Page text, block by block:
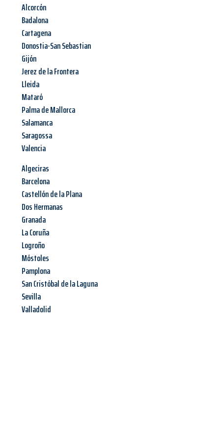
Alcorcón
Badalona
Cartagena
Donostia-San Sebastian
Gijón
Jerez de la Frontera
Lleida
Mataró
Palma de Mallorca
Salamanca
Saragossa
Valencia
Algeciras
Barcelona
Castellón de la Plana
Dos Hermanas
Granada
La Coruña
Logroño
Móstoles
Pamplona
San Cristóbal de la Laguna
Sevilla
Valladolid